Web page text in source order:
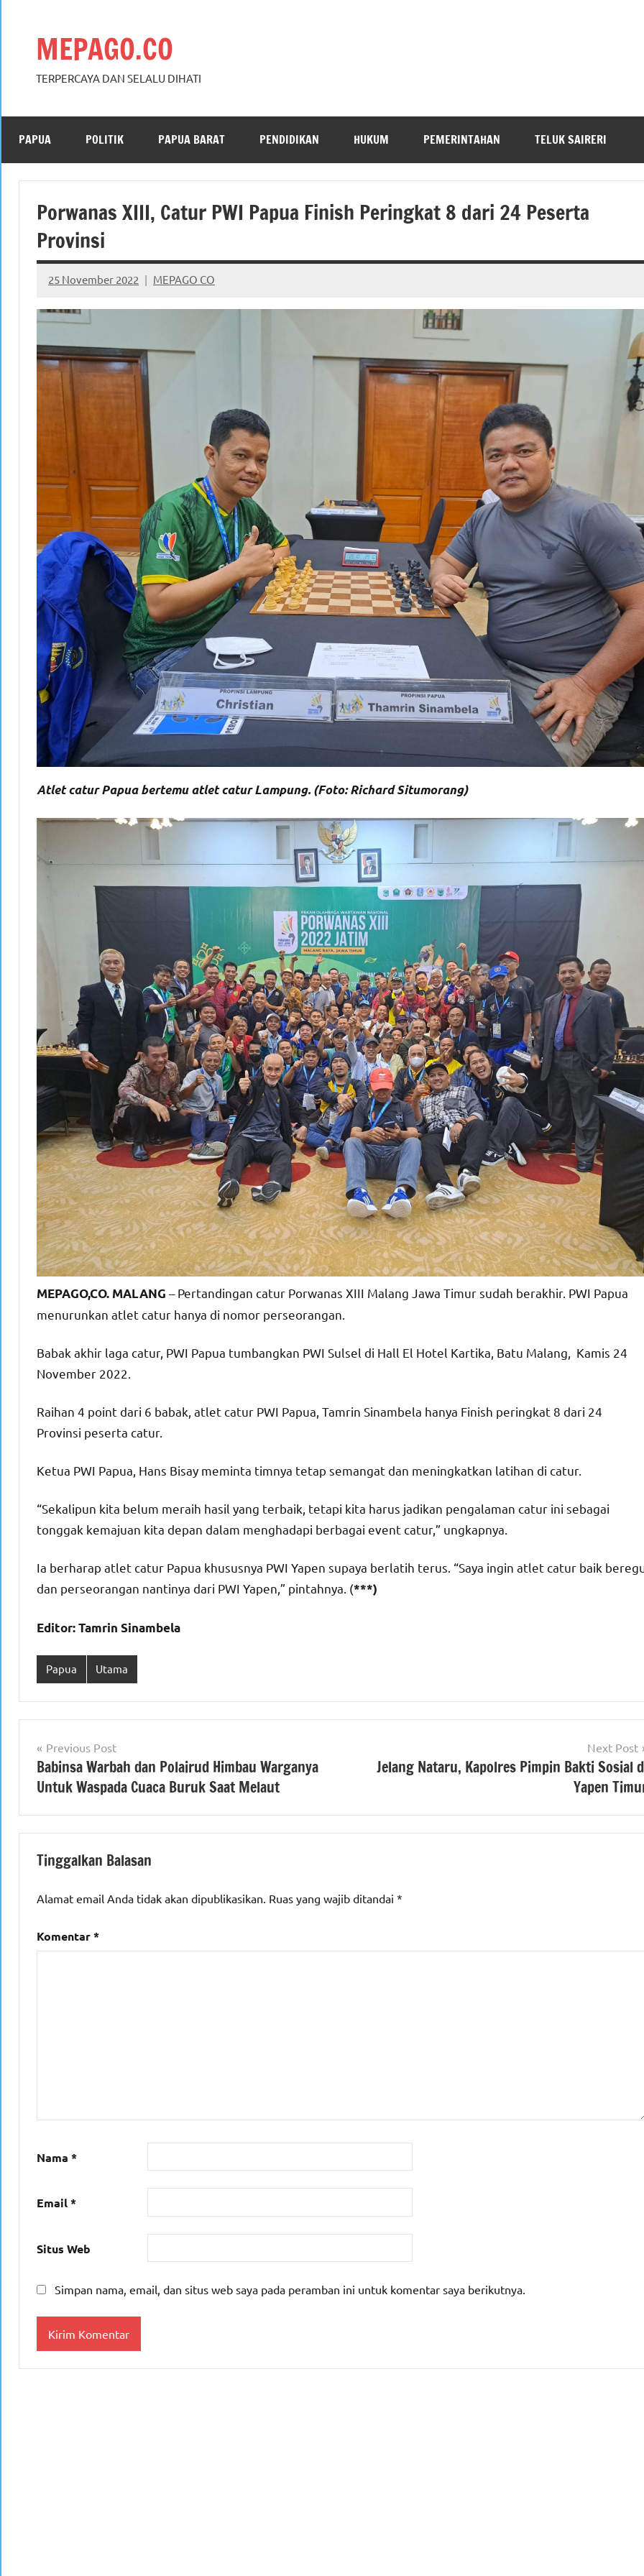
MEPAGO.CO
TERPERCAYA DAN SELALU DIHATI
PAPUA POLITIK PAPUA BARAT PENDIDIKAN HUKUM PEMERINTAHAN TELUK SAIRERI
Porwanas XIII, Catur PWI Papua Finish Peringkat 8 dari 24 Peserta
Provinsi
25 November 2022 MEPAGO CO
No
comments
Atlet catur Papua bertemu atlet catur Lampung. (Foto: Richard Situmorang)
MEPAGO,CO. MALANG – Pertandingan catur Porwanas XIII Malang Jawa Timur sudah berakhir. PWI Papua
menurunkan atlet catur hanya di nomor perseorangan.
Babak akhir laga catur, PWI Papua tumbangkan PWI Sulsel di Hall El Hotel Kartika, Batu Malang, Kamis 24
November 2022.
Raihan 4 point dari 6 babak, atlet catur PWI Papua, Tamrin Sinambela hanya Finish peringkat 8 dari 24
Provinsi peserta catur.
Ketua PWI Papua, Hans Bisay meminta timnya tetap semangat dan meningkatkan latihan di catur.
“Sekalipun kita belum meraih hasil yang terbaik, tetapi kita harus jadikan pengalaman catur ini sebagai
tonggak kemajuan kita depan dalam menghadapi berbagai event catur,” ungkapnya.
Ia berharap atlet catur Papua khususnya PWI Yapen supaya berlatih terus. “Saya ingin atlet catur baik
dan perseorangan nantinya dari PWI Yapen,” pintahnya. (***)
Editor: Tamrin Sinambela
Papua Utama
Navigasi
pos
Previous Post
Babinsa Warbah dan Polairud Himbau Warganya
Untuk Waspada Cuaca Buruk Saat Melaut
Next Post
Jelang Nataru, Kapolres Pimpin Bakti Sosial
Yapen
Tinggalkan Balasan
Alamat email Anda tidak akan dipublikasikan. Ruas yang wajib ditandai *
Komentar*
Nama *
Email*
Situs Web
Simpan nama, email, dan situs web saya pada peramban ini untuk komentar saya berikutnya.